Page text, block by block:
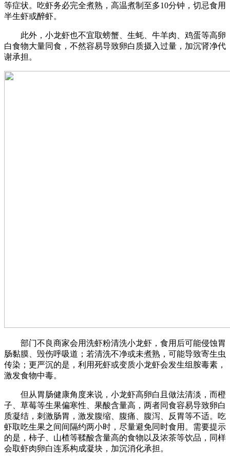
等症状。吃虾务必完全煮熟，高温煮制至多10分钟，切忌食用
半生虾或醉虾。
此外，小龙虾也不宜取螃蟹、生蚝、牛羊肉、鸡蛋等高卵
白食物大量同食，不然容易导致卵白质摄入过量，加沉肾净代
谢承担。
部门不良商家会用洗虾粉清洗小龙虾，食用后可能侵蚀胃
肠黏膜、毁伤呼吸道；若清洗不净或未煮熟，可能导致寄生虫
传染；更严沉的是，利用死虾或变质小龙虾会发生组胺毒素，
激发食物中毒。
但从胃肠健康角度来说，小龙虾高卵白且做法清淡，而橙
子、草莓等生果偏寒性、果酸含量高，两者同食容易导致卵白
质凝结，刺激肠胃，激发腹缩、腹痛、腹泻、反胃等不适。吃
虾取吃生果之间间隔约两小时，尽量避免同时食用。需要提示
的是，柿子、山楂等鞣酸含量高的食物以及浓茶等饮品，同样
会取虾肉卵白连系构成凝块，加沉消化承担。